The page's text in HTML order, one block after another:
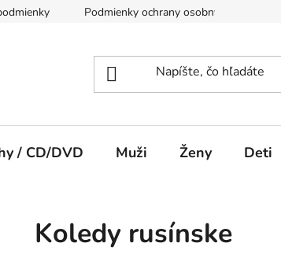
Podmienky ochrany osobných údajov
/ CD/DVD Muži Ženy Deti
Koledy rusínske